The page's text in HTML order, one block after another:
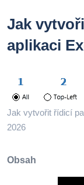
Jak
aplikaci
Jak vytvořit řídicí
2026
Obsah